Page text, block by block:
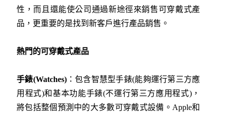
性，而且還能使公司通過新途徑來銷售可穿戴式產
品，更重要的是找到新客戶進行產品銷售。
熱門的可穿戴式產品
手錶(Watches)：包含智慧型手錶(能夠運行第三方應
用程式)和基本功能手錶(不運行第三方應用程式)，
將包括整個預測中的大多數可穿戴式設備。Apple和